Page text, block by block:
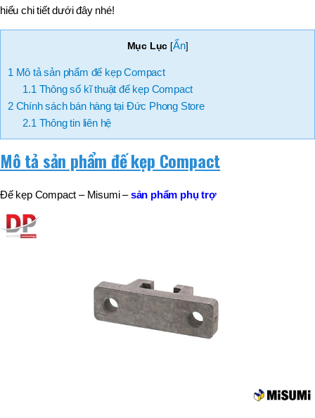
hiểu chi tiết dưới đây nhé!
Mục Lục [Ẩn]
1 Mô tả sản phẩm đế kẹp Compact
1.1 Thông số kĩ thuật đế kẹp Compact
2Chính sách bán hàng tại Đức Phong Store
2.1 Thông tin liên hệ
Mô tả sản phẩm đế kẹp Compact
Đế kẹp Compact – Misumi–sản phẩm phụ trợ